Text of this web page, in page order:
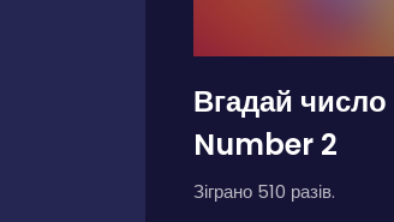
Вгадай
Number 2
Зіграно 510 разів.